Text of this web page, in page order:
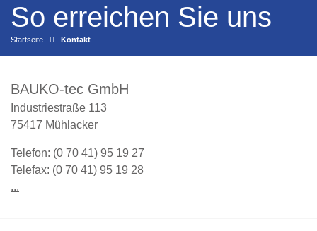
So erreichen Sie uns
Startseite Kontakt
BAUKO-tec GmbH
Industriestraße 113
75417 Mühlacker
Telefon: (0 70 41) 95 19 27
Telefax: (0 70 41) 95 19 28
...